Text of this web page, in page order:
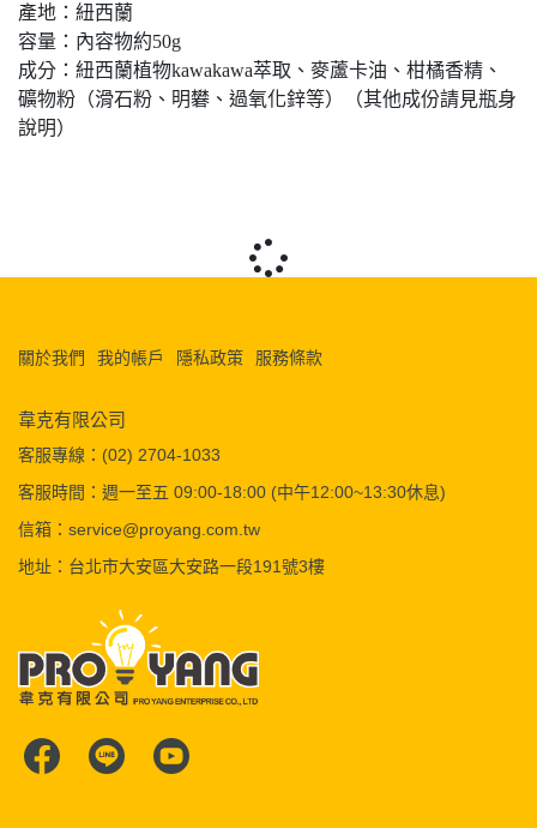
產地：紐西蘭
容量：內容物約50g
成分：紐西蘭植物kawakawa萃取、麥蘆卡油、柑橘香精、
礦物粉（滑石粉、明礬、過氧化鋅等）（其他成份請見瓶身
說明）
關於我們 我的帳戶 隱私政策 服務條款
韋克有限公司
客服專線：(02) 2704-1033
客服時間：週一至五 09:00-18:00 (中午12:00~13:30休息)
信箱：service@proyang.com.tw
地址：台北市大安區大安路一段191號3樓